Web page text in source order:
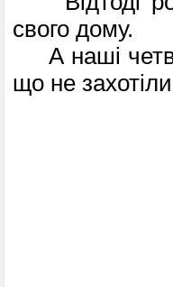
свого дому.
А наші
що не